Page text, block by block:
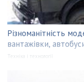
Різноманітність
вантажівки,
Техніка і технології